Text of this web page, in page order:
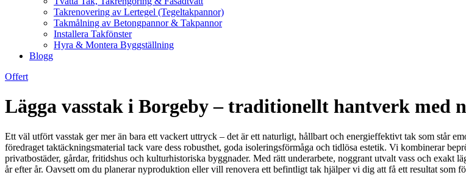
Takrenovering av Lertegel (Tegeltakpannor)
Takmålning av Betongpannor & Takpannor
Installera Takfönster
Hyra & Montera Byggställning
Blogg
Offert
Lägga vasstak i Borgeby – traditionellt hantverk med
Ett väl utfört vasstak ger mer än bara ett vackert uttryck – det är ett naturligt, hållbart och energieffektivt tak som står
föredraget taktäckningsmaterial tack vare dess robusthet, goda isoleringsförmåga och tidlösa estetik. Vi kombinerar
privatbostäder, gårdar, fritidshus och kulturhistoriska byggnader. Med rätt underarbete, noggrant utvalt vass och exakt
år efter år. Oavsett om du planerar nyproduktion eller vill renovera ett befintligt tak hjälper vi dig att få ett resultat